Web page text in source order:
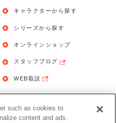
キャラクターから探す
シリーズから探す
オンラインショップ
スタッフブログ
WEB取説
個人情報保護方針
such as cookies to
content and ads.